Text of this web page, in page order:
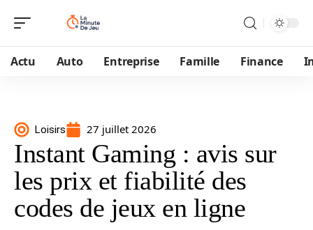
Actu Auto Entreprise Famille Finance
Loisirs 27 juillet 2026
Instant Gaming : avis sur
les prix et fiabilité des
codes de jeux en ligne